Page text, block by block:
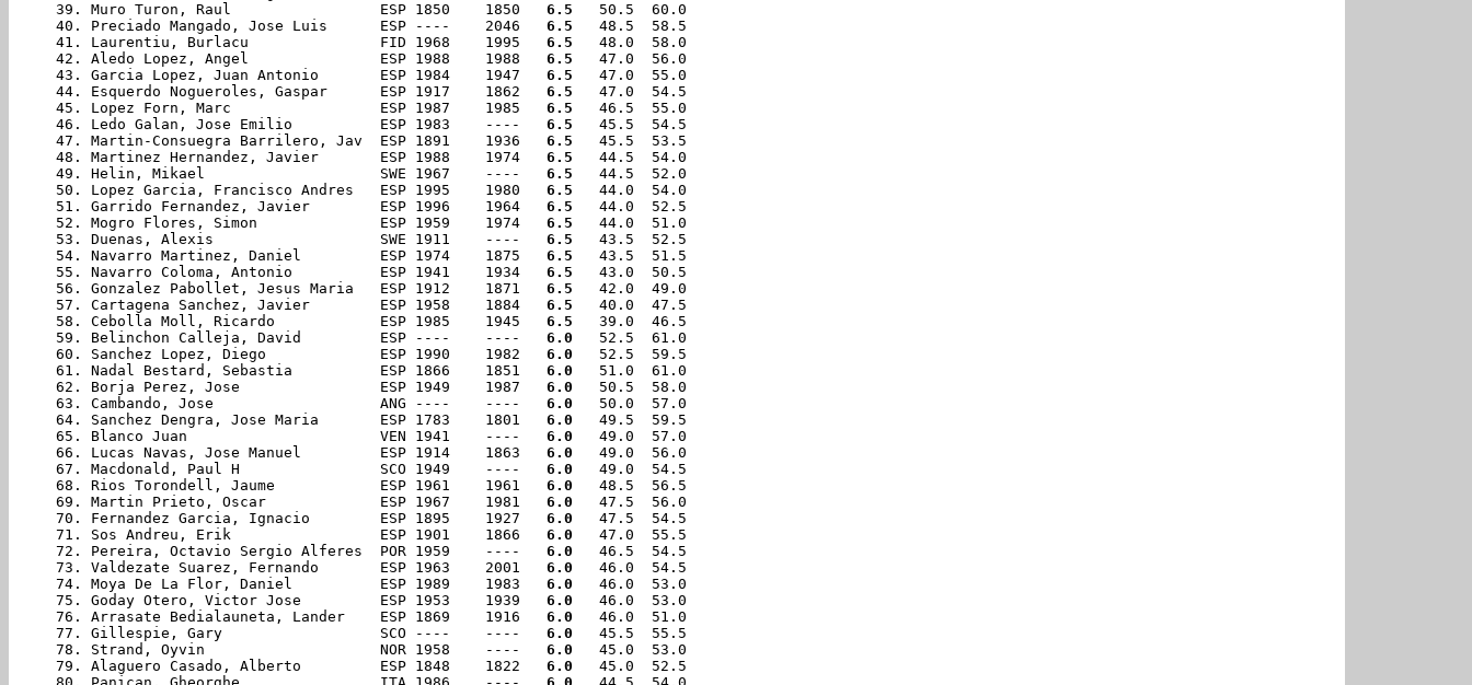
39. Muro Turon, Raul                 ESP 1850    1850 6.5
   50.5  60.0
40. Preciado Mangado, Jose Luis      ESP ----    2046 6.5
   48.5  58.5
41. Laurentiu, Burlacu               FID 1968    1995 6.5
   48.0  58.0
42. Aledo Lopez, Angel               ESP 1988    1988 6.5
   47.0  56.0
43. Garcia Lopez, Juan Antonio       ESP 1984    1947 6.5
   47.0  55.0
44. Esquerdo Nogueroles, Gaspar      ESP 1917    1862 6.5
   47.0  54.5
45. Lopez Forn, Marc                 ESP 1987    1985 6.5
   46.5  55.0
46. Ledo Galan, Jose Emilio          ESP 1983    ---- 6.5
   45.5  54.5
47. Martin-Consuegra Barrilero, Jav  ESP 1891    1936 6.5
   45.5  53.5
48. Martinez Hernandez, Javier       ESP 1988    1974 6.5
   44.5  54.0
49. Helin, Mikael                    SWE 1967    ---- 6.5
   44.5  52.0
50. Lopez Garcia, Francisco Andres   ESP 1995    1980 6.5
   44.0  54.0
51. Garrido Fernandez, Javier        ESP 1996    1964 6.5
   44.0  52.5
52. Mogro Flores, Simon              ESP 1959    1974 6.5
   44.0  51.0
53. Duenas, Alexis                   SWE 1911    ---- 6.5
   43.5  52.5
54. Navarro Martinez, Daniel         ESP 1974    1875 6.5
   43.5  51.5
55. Navarro Coloma, Antonio          ESP 1941    1934 6.5
   43.0  50.5
56. Gonzalez Pabollet, Jesus Maria   ESP 1912    1871 6.5
   42.0  49.0
57. Cartagena Sanchez, Javier        ESP 1958    1884 6.5
   40.0  47.5
58. Cebolla Moll, Ricardo            ESP 1985    1945 6.5
   39.0  46.5
59. Belinchon Calleja, David         ESP ----    ---- 6.0
   52.5  61.0
60. Sanchez Lopez, Diego             ESP 1990    1982 6.0
   52.5  59.5
61. Nadal Bestard, Sebastia          ESP 1866    1851 6.0
   51.0  61.0
62. Borja Perez, Jose                ESP 1949    1987 6.0
   50.5  58.0
63. Cambando, Jose                   ANG ----    ---- 6.0
   50.0  57.0
64. Sanchez Dengra, Jose Maria       ESP 1783    1801 6.0
   49.5  59.5
65. Blanco Juan                      VEN 1941    ---- 6.0
   49.0  57.0
66. Lucas Navas, Jose Manuel         ESP 1914    1863 6.0
   49.0  56.0
67. Macdonald, Paul H                SCO 1949    ---- 6.0
   49.0  54.5
68. Rios Torondell, Jaume            ESP 1961    1961 6.0
   48.5  56.5
69. Martin Prieto, Oscar             ESP 1967    1981 6.0
   47.5  56.0
70. Fernandez Garcia, Ignacio        ESP 1895    1927 6.0
   47.5  54.5
71. Sos Andreu, Erik                 ESP 1901    1866 6.0
   47.0  55.5
72. Pereira, Octavio Sergio Alferes  POR 1959    ---- 6.0
   46.5  54.5
73. Valdezate Suarez, Fernando       ESP 1963    2001 6.0
   46.0  54.5
74. Moya De La Flor, Daniel          ESP 1989    1983 6.0
   46.0  53.0
75. Goday Otero, Victor Jose         ESP 1953    1939 6.0
   46.0  53.0
76. Arrasate Bedialauneta, Lander    ESP 1869    1916 6.0
   46.0  51.0
77. Gillespie, Gary                  SCO ----    ---- 6.0
   45.5  55.5
78. Strand, Oyvin                    NOR 1958    ---- 6.0
   45.0  53.0
79. Alaguero Casado, Alberto         ESP 1848    1822 6.0
   45.0  52.5